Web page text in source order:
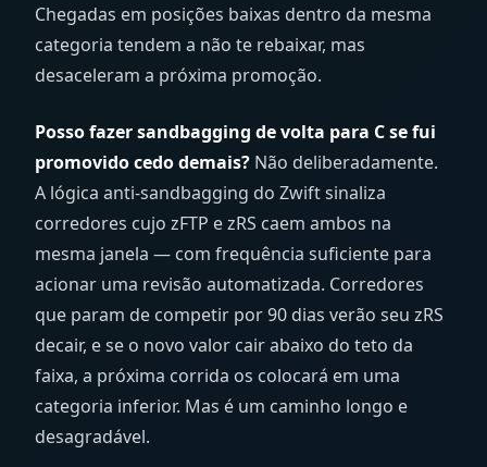
Chegadas em posições baixas dentro da mesma
categoria tendem a não te rebaixar, mas
desaceleram a próxima promoção.
Posso fazer sandbagging de volta para C se fui
promovido cedo demais? Não deliberadamente.
A lógica anti-sandbagging do Zwift sinaliza
corredores cujo zFTP e zRS caem ambos na
mesma janela — com frequência suficiente para
acionar uma revisão automatizada. Corredores
que param de competir por 90 dias verão seu zRS
decair, e se o novo valor cair abaixo do teto da
faixa, a próxima corrida os colocará em uma
categoria inferior. Mas é um caminho longo e
desagradável.